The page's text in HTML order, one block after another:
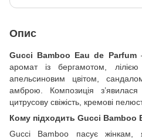
Опис
Gucci Bamboo Eau de Parfum
аромат із бергамотом, лілією
апельсиновим цвітом,
амброю. Композиція
цитрусову свіжість, кремові
Кому підходить Gucci Bamboo
Gucci Bamboo пасує жінкам,